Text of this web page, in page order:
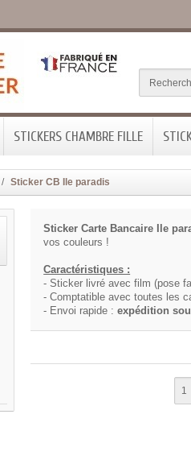
STICKERS CHAMBRE FILLE
Sticker CB Ile paradis
Sticker Carte Bancaire Ile
vos couleurs !
Caractéristiques :
- Sticker livré avec film (pose
- Comptatible avec toutes les
- Envoi rapide :expédition